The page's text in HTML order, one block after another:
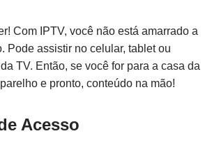
Com IPTV, você não está amarrado a
Pode assistir no celular, tablet ou
TV. Então, se você for para a casa da
e pronto, conteúdo na mão!
Acesso